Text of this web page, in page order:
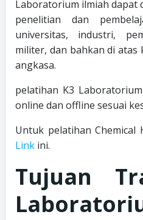
Laboratorium ilmiah dapat
penelitian dan
universitas, industri,
militer, dan bahkan di atas
angkasa.
pelatihan K3
online dan offline sesuai
Untuk pelatihan Chemical
Link ini.
Tujuan